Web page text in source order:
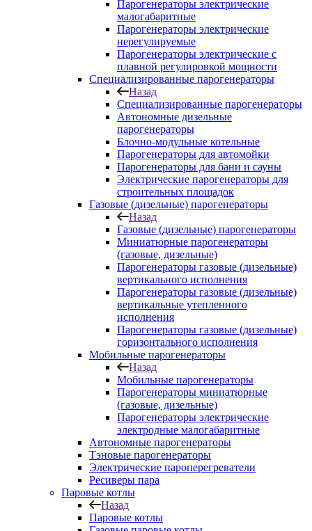
Парогенераторы электрические
малогабаритные
Парогенераторы электрические
нерегулируемые
Парогенераторы электрические с
плавной регулировкой мощности
Специализированные парогенераторы
Назад
Специализированные парогенераторы
Автономные дизельные
парогенераторы
Блочно-модульные котельные
Парогенераторы для автомойки
Парогенераторы для бани и сауны
Электрические парогенераторы для
строительных площадок
Газовые (дизельные) парогенераторы
Назад
Газовые (дизельные) парогенераторы
Миниатюрные парогенераторы
(газовые, дизельные)
Парогенераторы газовые (дизельные)
вертикального исполнения
Парогенераторы газовые (дизельные)
вертикальные утепленного
исполнения
Парогенераторы газовые (дизельные)
горизонтального исполнения
Мобильные парогенераторы
Назад
Мобильные парогенераторы
Парогенераторы миниатюрные
(газовые, дизельные)
Парогенераторы электрические
электродные малогабаритные
Автономные парогенераторы
Тэновые парогенераторы
Электрические пароперегреватели
Ресиверы пара
Паровые котлы
Назад
Паровые котлы